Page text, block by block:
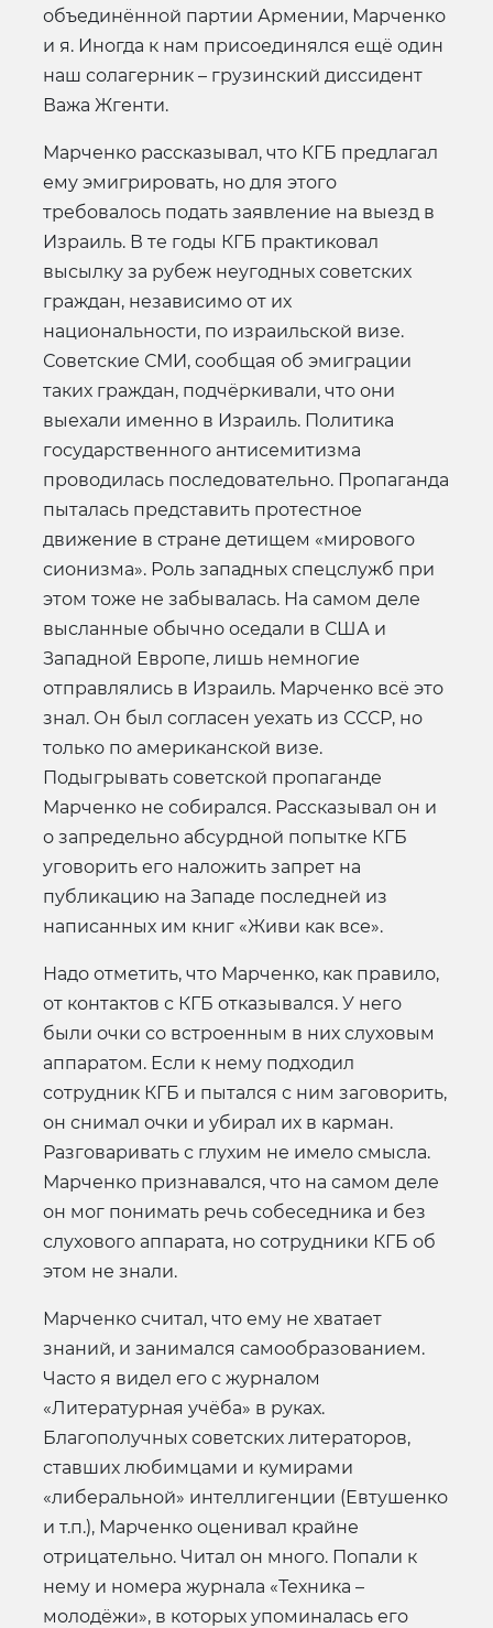
объединённой партии Армении, Марченко
и я. Иногда к нам присоединялся ещё один
наш солагерник – грузинский диссидент
Важа Жгенти.
Марченко рассказывал, что КГБ предлагал
ему эмигрировать, но для этого
требовалось подать заявление на выезд в
Израиль. В те годы КГБ практиковал
высылку за рубеж неугодных советских
граждан, независимо от их
национальности, по израильской визе.
Советские СМИ, сообщая об эмиграции
таких граждан, подчёркивали, что они
выехали именно в Израиль. Политика
государственного антисемитизма
проводилась последовательно. Пропаганда
пыталась представить протестное
движение в стране детищем «мирового
сионизма». Роль западных спецслужб при
этом тоже не забывалась. На самом деле
высланные обычно оседали в США и
Западной Европе, лишь немногие
отправлялись в Израиль. Марченко всё это
знал. Он был согласен уехать из СССР, но
только по американской визе.
Подыгрывать советской пропаганде
Марченко не собирался. Рассказывал он и
о запредельно абсурдной попытке КГБ
уговорить его наложить запрет на
публикацию на Западе последней из
написанных им книг «Живи как все».
Надо отметить, что Марченко, как правило,
от контактов с КГБ отказывался. У него
были очки со встроенным в них слуховым
аппаратом. Если к нему подходил
сотрудник КГБ и пытался с ним заговорить,
он снимал очки и убирал их в карман.
Разговаривать с глухим не имело смысла.
Марченко признавался, что на самом деле
он мог понимать речь собеседника и без
слухового аппарата, но сотрудники КГБ об
этом не знали.
Марченко считал, что ему не хватает
знаний, и занимался самообразованием.
Часто я видел его с журналом
«Литературная учёба» в руках.
Благополучных советских литераторов,
ставших любимцами и кумирами
«либеральной» интеллигенции (Евтушенко
и т.п.), Марченко оценивал крайне
отрицательно. Читал он много. Попали к
нему и номера журнала «Техника –
молодёжи», в которых упоминалась его